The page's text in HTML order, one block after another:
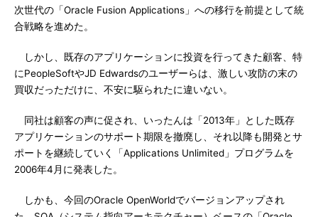
次世代の「Oracle Fusion Applications」への移行を前提として統
合戦略を進めた。
しかし、既存のアプリケーションに投資を行ってきた顧客、特
にPeopleSoftやJD Edwardsのユーザーらは、激しい攻防の末の
買収だっただけに、不安に駆られたに違いない。
同社は顧客の声に促され、いったんは「2013年」とした既存
アプリケーションのサポート期限を撤廃し、それ以降も開発とサ
ポートを継続していく「Applications Unlimited」プログラムを
2006年4月に発表した。
しかも、今回のOracle OpenWorldでバージョンアップされ